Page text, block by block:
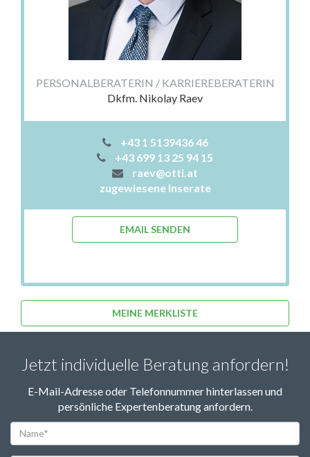
PERSONALBERATERIN / KARRIEREBERATERIN
Dkfm. Nikolay Raev
+43 1 5139436 46
+43 699 13 25 94 15
raev@otti.at
zugewiesene Inserate
EMAIL SENDEN
MEINE MERKLISTE
Jetzt individuelle Beratung anfordern!
E-Mail-Adresse oder Telefonnummer hinterlassen und
persönliche Expertenberatung anfordern.